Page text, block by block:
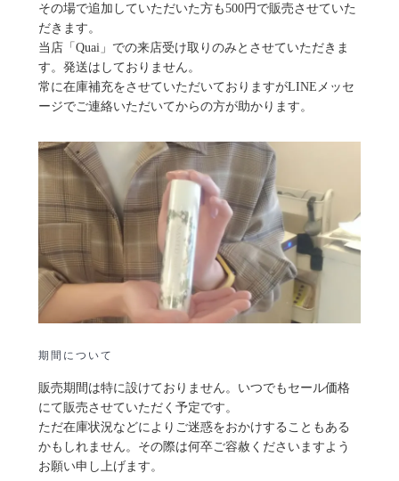
その場で追加していただいた方も500円で販売させていた
だきます。
当店「Quai」での来店受け取りのみとさせていただきま
す。発送はしておりません。
常に在庫補充をさせていただいておりますがLINEメッセ
ージでご連絡いただいてからの方が助かります。
期間について
販売期間は特に設けておりません。いつでもセール価格
にて販売させていただく予定です。
ただ在庫状況などによりご迷惑をおかけすることもある
かもしれません。その際は何卒ご容赦くださいますよう
お願い申し上げます。